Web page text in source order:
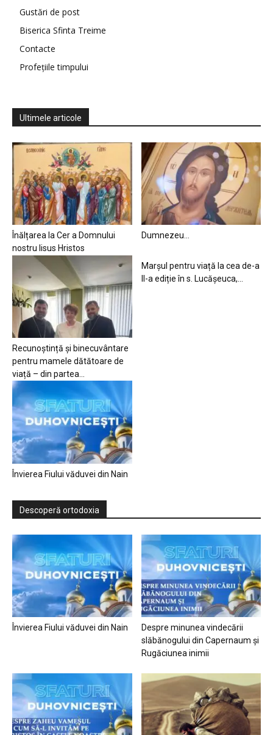
Gustări de post
Biserica Sfinta Treime
Contacte
Profețiile timpului
Ultimele articole
Înălțarea la Cer a Domnului
nostru Iisus Hristos
Dumnezeu…
Recunoștință și binecuvântare
pentru mamele dătătoare de
viață – din partea...
Marșul pentru viață la cea de-a
II-a ediție în s. Lucășeuca,...
Învierea Fiului văduvei din Nain
Descoperă ortodoxia
Învierea Fiului văduvei din Nain
Despre minunea vindecării
slăbănogului din Capernaum și
Rugăciunea inimii